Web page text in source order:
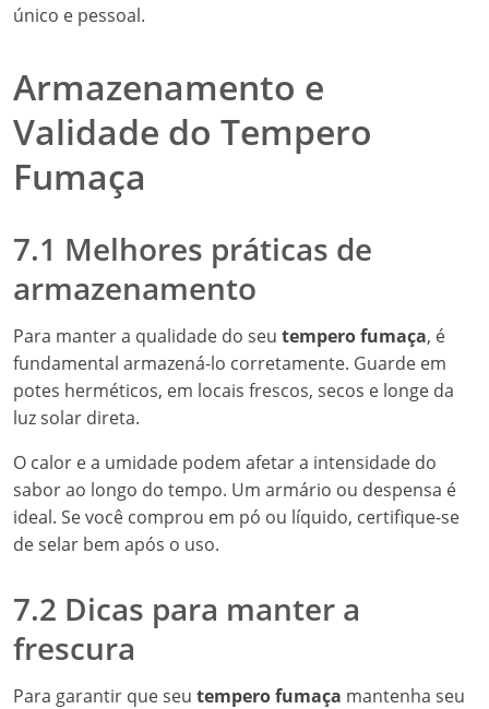
único e pessoal.
Armazenamento e
Validade do Tempero
Fumaça
7.1 Melhores práticas de
armazenamento
Para manter a qualidade do seu tempero fumaça, é
fundamental armazená-lo corretamente. Guarde em
potes herméticos, em locais frescos, secos e longe da
luz solar direta.
O calor e a umidade podem afetar a intensidade do
sabor ao longo do tempo. Um armário ou despensa é
ideal. Se você comprou em pó ou líquido, certifique-se
de selar bem após o uso.
7.2 Dicas para manter a
frescura
Para garantir que seu tempero fumaça mantenha seu